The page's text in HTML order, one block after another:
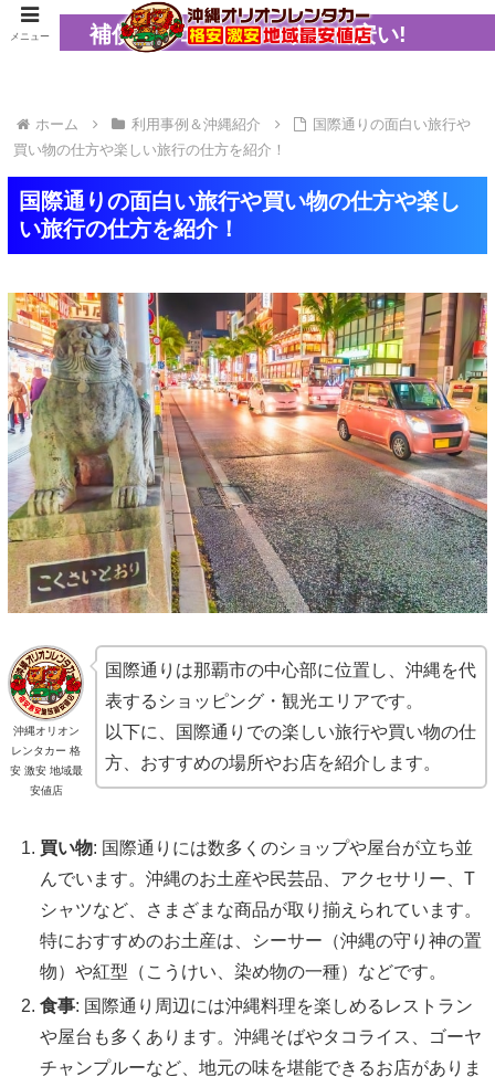
補償コミコミでトータルで安い!
ホーム 利用事例＆沖縄紹介
国際通りの面白い旅行や
買い物の仕方や楽しい旅行の仕方を紹介！
国際通りの面白い旅行や買い物の仕方や楽し
い旅行の仕方を紹介！
沖縄オリオン
レンタカー 格
安 激安 地域最
安値店
国際通りは那覇市の中心部に位置し、沖縄を代
表するショッピング・観光エリアです。
以下に、国際通りでの楽しい旅行や買い物の仕
方、おすすめの場所やお店を紹介します。
買い物: 国際通りには数多くのショップや屋台が立ち並
んでいます。沖縄のお土産や民芸品、アクセサリー、T
シャツなど、さまざまな商品が取り揃えられています。
特におすすめのお土産は、シーサー（沖縄の守り神の置
物）や紅型（こうけい、染め物の一種）などです。
食事: 国際通り周辺には沖縄料理を楽しめるレストラン
や屋台も多くあります。沖縄そばやタコライス、ゴーヤ
チャンプルーなど、地元の味を堪能できるお店がありま
メニュー